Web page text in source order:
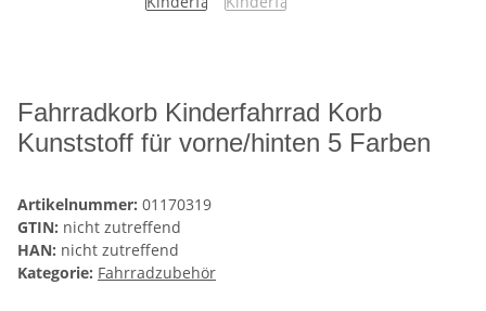
Fahrradkorb Kinderfahrrad Korb
Kunststoff für vorne/hinten 5 Farben
Artikelnummer: 01170319
GTIN: nicht zutreffend
HAN: nicht zutreffend
Kategorie: Fahrradzubehör